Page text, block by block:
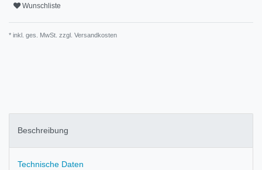
Wunschliste
* inkl. ges. MwSt. zzgl. Versandkosten
Beschreibung
Technische Daten